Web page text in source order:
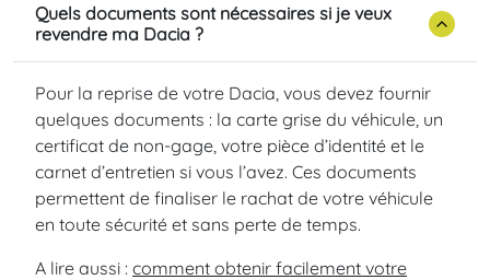
Quels documents sont nécessaires si je veux
revendre ma Dacia ?
Pour la reprise de votre Dacia, vous devez fournir
quelques documents : la carte grise du véhicule, un
certificat de non-gage, votre pièce d’identité et le
carnet d’entretien si vous l’avez. Ces documents
permettent de finaliser le rachat de votre véhicule
en toute sécurité et sans perte de temps.
A lire aussi : comment obtenir facilement votre